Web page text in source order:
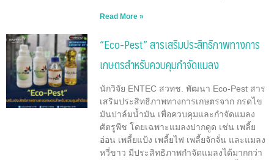
Read More »
“Eco-Pest” สารเสริมประสิทธิภาพทางการ
เกษตรสำหรับควบคุมกำจัดแมลง
นักวิจัย ENTEC สวทช. พัฒนา Eco-Pest สาร
เสริมประสิทธิภาพทางการเกษตรจาก กรดไข
มันปาล์มน้ำมัน เพื่อควบคุมและกำจัดแมลง
ศัตรูพืช โดยเฉพาะแมลงปากดูด เช่น เพลี้ย
อ่อน เพลี้ยแป้ง เพลี้ยไฟ เพลี้ยจักจั่น และแมลง
หวี่ขาว มีประสิทธิภาพกำจัดแมลงได้มากกว่า